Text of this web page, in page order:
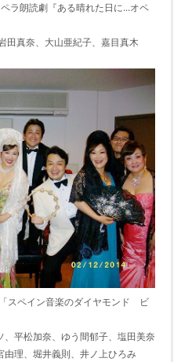
朗読劇『ある晴れた日に...オペ
田真奈、大山亜紀子、嘉目真木
ペイン音楽のダイヤモンド ビ
、平松加奈、ゆう間郁子、塩田美奈
理、堀井義則、井ノ上ひろみ